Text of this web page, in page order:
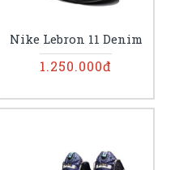
Nike Lebron 11 Denim
1.250.000đ